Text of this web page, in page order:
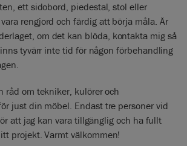
ett sidobord, piedestal, stol eller
rengjord och färdig att börja måla. Är
om det kan blöda, kontakta mig så
tyvärr inte tid för någon förbehandling
råd om tekniker, kulörer och
just din möbel. Endast tre personer vid
att jag kan vara tillgänglig och ha fullt
projekt. Varmt välkommen!